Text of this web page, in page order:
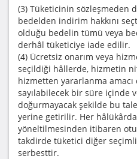
(3) Tüketicinin sözleşmeden
bedelden indirim hakkını
olduğu bedelin tümü veya
derhâl tüketiciye iade edilir.
(4) Ücretsiz onarım veya
seçildiği hâllerde, hizmetin
hizmetten yararlanma amacı
sayılabilecek bir süre içinde
doğurmayacak şekilde bu
yerine getirilir. Her hâlükârda
yöneltilmesinden itibaren
takdirde tüketici diğer
serbesttir.